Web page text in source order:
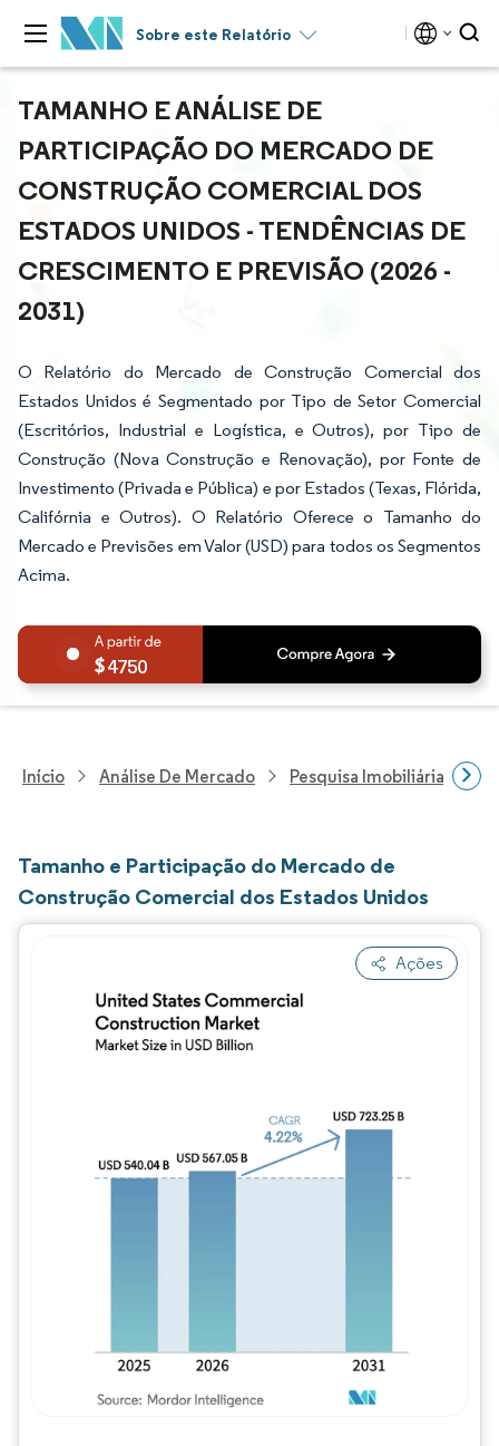
Sobre este Relatório
TAMANHO E ANÁLISE DE
PARTICIPAÇÃO DO MERCADO DE
CONSTRUÇÃO COMERCIAL DOS
ESTADOS UNIDOS - TENDÊNCIAS DE
CRESCIMENTO E PREVISÃO (2026 -
2031)
O Relatório do Mercado de Construção Comercial dos
Estados Unidos é Segmentado por Tipo de Setor Comercial
(Escritórios, Industrial e Logística, e Outros), por Tipo de
Construção (Nova Construção e Renovação), por Fonte de
Investimento (Privada e Pública) e por Estados (Texas, Flórida,
Califórnia e Outros). O Relatório Oferece o Tamanho do
Mercado e Previsões em Valor (USD) para todos os Segmentos
Acima.
4750
Início Análise De Mercado Pesquisa Imobiliária E De
Tamanho e Participação do Mercado de
Construção Comercial dos Estados Unidos
Ações